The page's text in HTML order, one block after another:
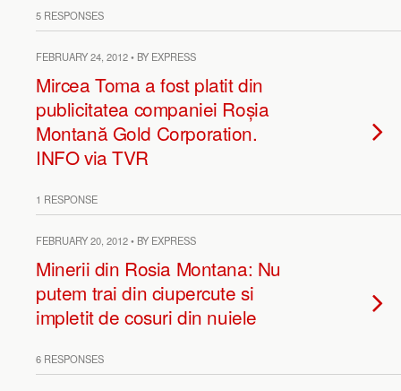
5 RESPONSES
FEBRUARY 24, 2012 • BY EXPRESS
Mircea Toma a fost platit din
publicitatea companiei Roșia
Montană Gold Corporation.
INFO via TVR
1 RESPONSE
FEBRUARY 20, 2012 • BY EXPRESS
Minerii din Rosia Montana: Nu
putem trai din ciupercute si
impletit de cosuri din nuiele
6 RESPONSES